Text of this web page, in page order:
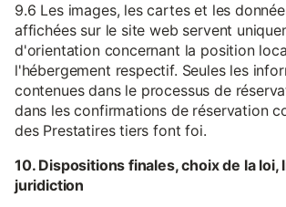
9.6 Les images, les cartes et les
affichées sur le site web servent
d'orientation concernant la position
l'hébergement respectif. Seules les
contenues dans le processus de
dans les confirmations de réservation
des Prestatires tiers font foi.
10. Dispositions finales, choix de la loi,
juridiction